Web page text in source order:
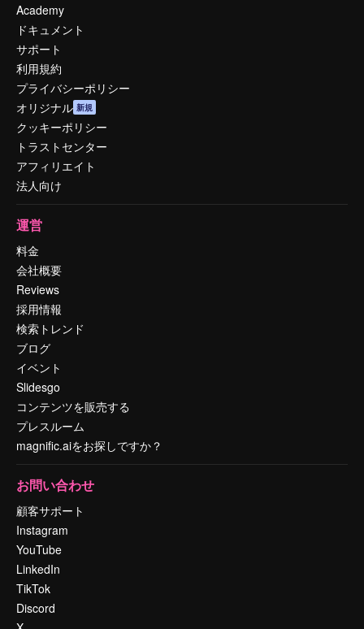
Academy
ドキュメント
サポート
利用規約
プライバシーポリシー
オリジナル 新規
クッキーポリシー
トラストセンター
アフィリエイト
法人向け
運営
料金
会社概要
Reviews
採用情報
検索トレンド
ブログ
イベント
Slidesgo
コンテンツを販売する
プレスルーム
magnific.aiをお探しですか？
お問い合わせ
顧客サポート
Instagram
YouTube
LinkedIn
TikTok
Discord